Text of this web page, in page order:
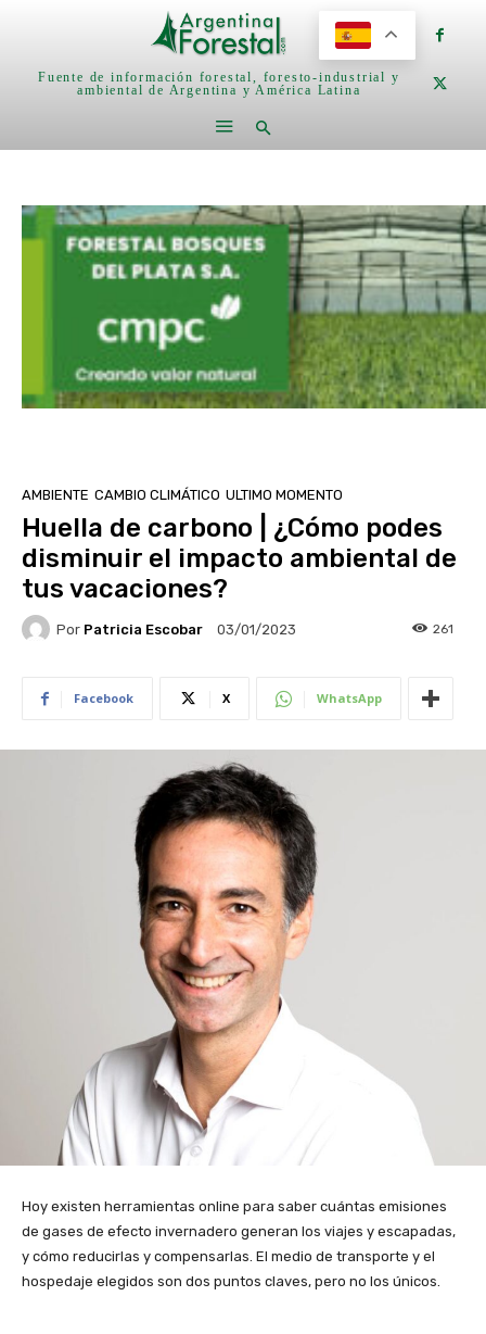
Fuente de información forestal, foresto-industrial y
ambiental de Argentina y América Latina
AMBIENTE CAMBIO CLIMÁTICO ULTIMO MOMENTO
Huella de carbono | ¿Cómo podes
disminuir el impacto ambiental de
tus vacaciones?
Por Patricia Escobar 03/01/2023 261
Facebook X WhatsApp
Hoy existen herramientas online para saber cuántas emisiones
de gases de efecto invernadero generan los viajes y escapadas,
y cómo reducirlas y compensarlas. El medio de transporte y el
hospedaje elegidos son dos puntos claves, pero no los únicos.